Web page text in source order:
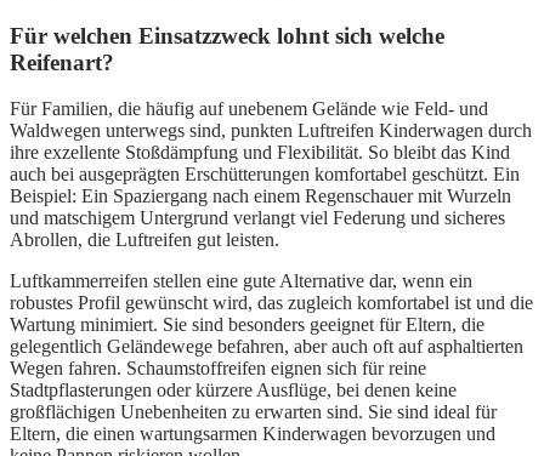
Für welchen Einsatzzweck lohnt sich welche
Reifenart?
Für Familien, die häufig auf unebenem Gelände wie Feld- und
Waldwegen unterwegs sind, punkten Luftreifen Kinderwagen durch
ihre exzellente Stoßdämpfung und Flexibilität. So bleibt das Kind
auch bei ausgeprägten Erschütterungen komfortabel geschützt. Ein
Beispiel: Ein Spaziergang nach einem Regenschauer mit Wurzeln
und matschigem Untergrund verlangt viel Federung und sicheres
Abrollen, die Luftreifen gut leisten.
Luftkammerreifen stellen eine gute Alternative dar, wenn ein
robustes Profil gewünscht wird, das zugleich komfortabel ist und die
Wartung minimiert. Sie sind besonders geeignet für Eltern, die
gelegentlich Geländewege befahren, aber auch oft auf asphaltierten
Wegen fahren. Schaumstoffreifen eignen sich für reine
Stadtpflasterungen oder kürzere Ausflüge, bei denen keine
großflächigen Unebenheiten zu erwarten sind. Sie sind ideal für
Eltern, die einen wartungsarmen Kinderwagen bevorzugen und